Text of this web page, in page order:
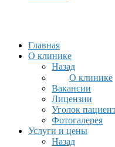
Главная
О клинике
Назад
О клинике
Вакансии
Лицензии
Уголок
Фотогалерея
Услуги и цены
Назад